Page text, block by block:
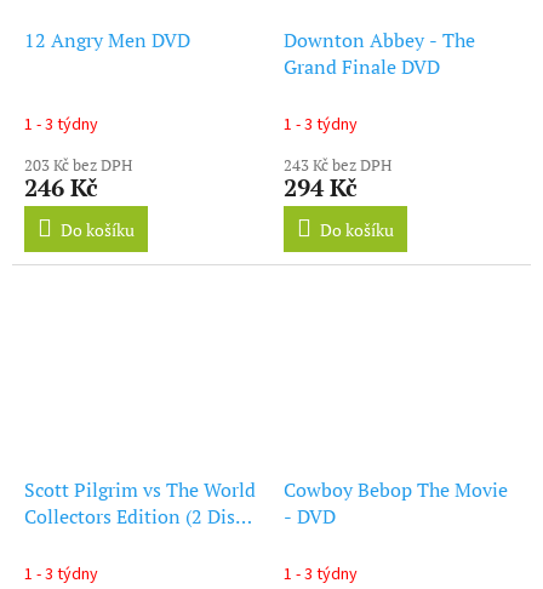
12 Angry Men DVD
1 - 3 týdny
203 Kč bez DPH
246 Kč
Do košíku
Downton Abbey - The
Grand Finale DVD
1 - 3 týdny
243 Kč bez DPH
294 Kč
Do košíku
Scott Pilgrim vs The World
Collectors Edition (2 Discs)
1 - 3 týdny
Cowboy Bebop The Movie
- DVD
1 - 3 týdny